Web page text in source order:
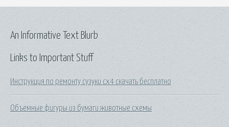
Links to Important Stuff
Инструкция по ремонту сузуки сх4 скачать бесплатно
Объемные фигуры из бумаги животные схемы
An Informative Text Blurb